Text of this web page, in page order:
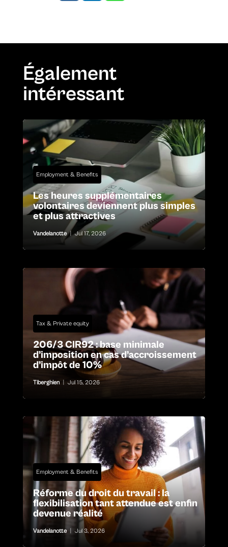
Également
intéressant
Employment & Benefits
Les heures supplémentaires
volontaires deviennent plus simples
et plus attractives
Vandelanotte | Jul 17, 2026
Tax & Private equity
206/3 CIR92 : base minimale
d’imposition en cas d’accroissement
d’impôt de 10%
Tiberghien Jul 15, 2026
Employment & Benefits
Réforme du droit du travail : la
flexibilisation tant attendue est enfin
devenue réalité
Vandelanotte Jul 3, 2026